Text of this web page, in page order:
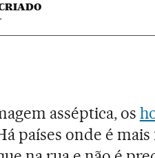
Facebook
en TwitterRedes Sociales
asséptica, os
países onde é